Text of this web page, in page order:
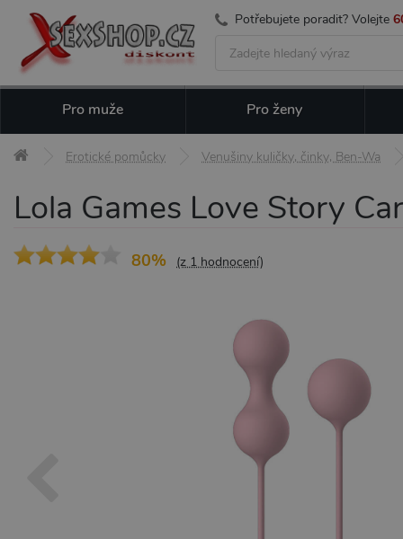
Potřebujete poradit? Volejte
Pro muže Pro ženy
Erotické pomůcky Venušiny kuličky, činky, Ben-Wa
Lola Games Love Story
80% (z 1 hodnocení)